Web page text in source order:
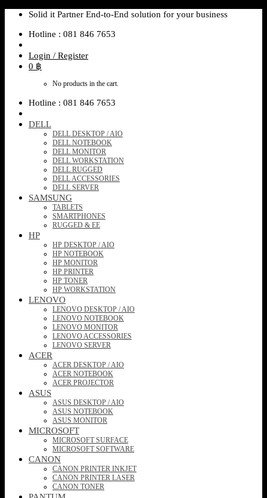
Skip
content
Solid it Partner End-to-End solution for your business
Hotline : 081 846 7653
Login / Register
0 ฿
No products in the cart.
Hotline : 081 846 7653
DELL
DELL DESKTOP / AIO
DELL NOTEBOOK
DELL MONITOR
DELL WORKSTATION
DELL RUGGED
DELL ACCESSORIES
DELL SERVER
SAMSUNG
TABLETS
SMARTPHONES
RUGGED & EE
HP
HP DESKTOP / AIO
HP NOTEBOOK
HP MONITOR
HP PRINTER
HP TONER
HP WORKSTATION
LENOVO
LENOVO DESKTOP / AIO
LENOVO NOTEBOOK
LENOVO MONITOR
LENOVO ACCESSORIES
LENOVO SERVER
ACER
ACER DESKTOP / AIO
ACER NOTEBOOK
ACER PROJECTOR
ASUS
ASUS DESKTOP / AIO
ASUS NOTEBOOK
ASUS MONITOR
MICROSOFT
MICROSOFT SURFACE
MICROSOFT SOFTWARE
CANON
CANON PRINTER INKJET
CANON PRINTER LASER
CANON TONER